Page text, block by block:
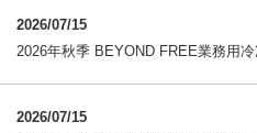
2026/07/15
2026年秋季 BEYOND FREE業務用
2026/07/15